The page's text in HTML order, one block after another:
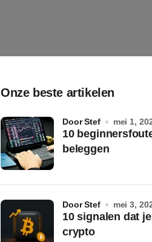
Onze beste artikelen
10
beleggen
door Stef mei 1,
10 signalen dat
crypto
door Stef mei 3,